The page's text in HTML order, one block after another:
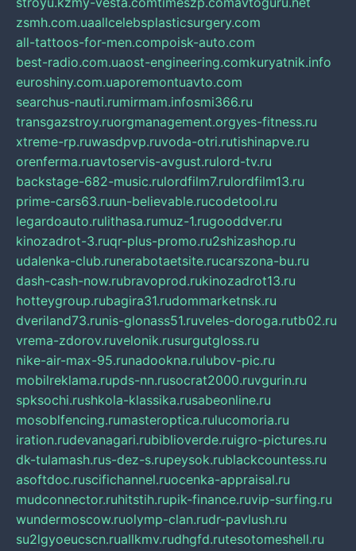
zsmh.com.uaallcelebsplasticsurgery.com
all-tattoos-for-men.compoisk-auto.com
best-radio.com.uaost-engineering.comkuryatnik.info
euroshiny.com.uaporemontuavto.com
searchus-nauti.rumirmam.infosmi366.ru
transgazstroy.ruorgmanagement.orgyes-fitness.ru
xtreme-rp.ruwasdpvp.ruvoda-otri.rutishinapve.ru
orenferma.ruavtoservis-avgust.rulord-tv.ru
backstage-682-music.rulordfilm7.rulordfilm13.ru
prime-cars63.ruun-believable.rucodetool.ru
legardoauto.rulithasa.rumuz-1.rugooddver.ru
kinozadrot-3.ruqr-plus-promo.ru2shizashop.ru
udalenka-club.runerabotaetsite.rucarszona-bu.ru
dash-cash-now.rubravoprod.rukinozadrot13.ru
hotteygroup.rubagira31.rudommarketnsk.ru
dveriland73.runis-glonass51.ruveles-doroga.rutb02.ru
vrema-zdorov.ruvelonik.rusurgutgloss.ru
nike-air-max-95.runadookna.rulubov-pic.ru
mobilreklama.rupds-nn.rusocrat2000.ruvgurin.ru
spksochi.rushkola-klassika.rusabeonline.ru
mosoblfencing.rumasteroptica.rulucomoria.ru
iration.rudevanagari.rubiblioverde.ruigro-pictures.ru
dk-tulamash.rus-dez-s.rupeysok.rublackcountess.ru
asoftdoc.ruscifichannel.ruocenka-appraisal.ru
mudconnector.ruhitstih.rupik-finance.ruvip-surfing.ru
wundermoscow.ruolymp-clan.rudr-pavlush.ru
su2lgyoeucscn.ruallkmv.rudhgfd.rutesotomeshell.ru